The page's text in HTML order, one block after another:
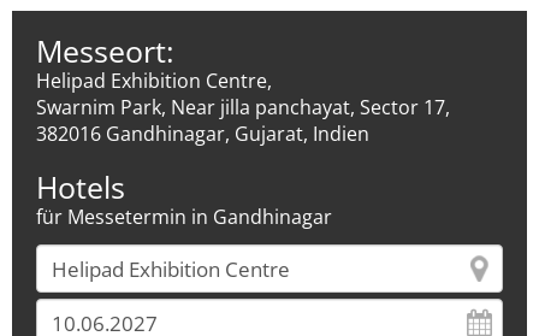
Messeort:
Helipad Exhibition Centre,
Swarnim Park, Near jilla panchayat, Sector 17,
382016 Gandhinagar, Gujarat, Indien
Hotels
für Messetermin in Gandhinagar